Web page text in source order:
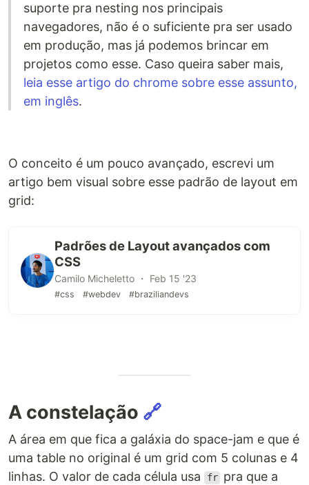
suporte pra nesting nos principais
navegadores, não é o suficiente pra ser usado
em produção, mas já podemos brincar em
projetos como esse. Caso queira saber mais,
leia esse artigo do chrome sobre esse assunto,
em inglês.
O conceito é um pouco avançado, escrevi um
artigo bem visual sobre esse padrão de layout em
grid:
Padrões de Layout avançados com
CSS
Camilo Micheletto ・ Feb 15 '23
#css #webdev #braziliandevs
A constelação 🔗
A área em que fica a galáxia do space-jam e que é
uma table no original é um grid com 5 colunas e 4
linhas. O valor de cada célula usa
fr pra que a